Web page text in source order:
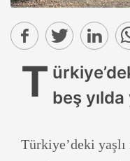
T beş
Türkiye’deki yaşlı